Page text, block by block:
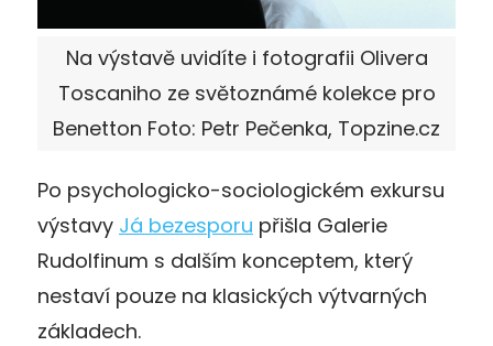
Na výstavě uvidíte i fotografii Olivera
Toscaniho ze světoznámé kolekce pro
Benetton Foto: Petr Pečenka, Topzine.cz
Po psychologicko-sociologickém exkursu
výstavy Já bezesporu přišla Galerie
Rudolfinum s dalším konceptem, který
nestaví pouze na klasických výtvarných
základech.